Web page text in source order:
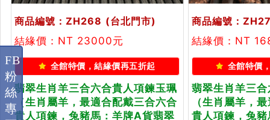
商品編號：ZH268 (台北門市)
結緣價：NT 23000元
全館特價，結緣價再五折起
翡翠生肖羊三合六合貴人項鍊玉珮
（生肖屬羊，最適合配戴三合六合
貴人項鍊，兔豬馬：羊牌A貨翡翠
商品編號：
結緣價：NT
全館特價
翡翠生肖羊三
（生肖屬羊，
貴人項鍊，兔
FB
粉
絲
專